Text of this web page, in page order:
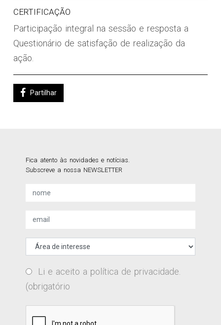
CERTIFICAÇÃO
Participação integral na sessão e resposta a
Questionário de satisfação de realização da
ação.
Partilhar
Fica atento às novidades e notícias.
Subscreve a nossa NEWSLETTER
Li e aceito a política de privacidade
(obrigatório